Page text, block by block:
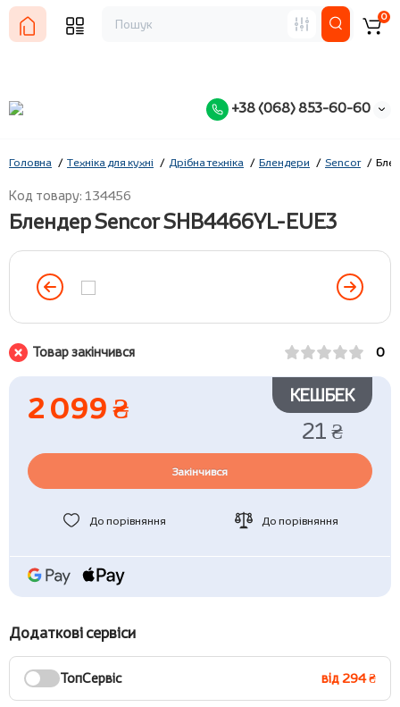
+38 (068) 853-60-60
0
Головна Техніка для кухні Дрібна техніка Блендери Sencor
Код товару: 134456
Блендер Sencor SHB4466YL-EUE3
Товар закінчився 0
2 099 ₴ КЕШБЕК
21 ₴
Закінчився
До порівняння До порівняння
Додаткові сервіси
ТопСервіс від 294 ₴